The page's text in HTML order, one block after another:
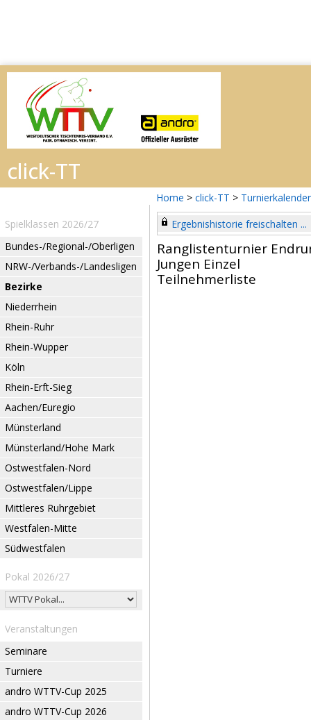
Home > click-TT > Turnierkalender
Spielklassen 2026/27
Bundes-/Regional-/Oberligen
NRW-/Verbands-/Landesligen
Bezirke
Niederrhein
Rhein-Ruhr
Rhein-Wupper
Köln
Rhein-Erft-Sieg
Aachen/Euregio
Münsterland
Münsterland/Hohe Mark
Ostwestfalen-Nord
Ostwestfalen/Lippe
Mittleres Ruhrgebiet
Westfalen-Mitte
Südwestfalen
Pokal 2026/27
Veranstaltungen
Seminare
Turniere
andro WTTV-Cup 2025
andro WTTV-Cup 2026
Ergebnishistorie freischalten ...
Ranglistenturnier
Jungen Einzel
Teilnehmerliste